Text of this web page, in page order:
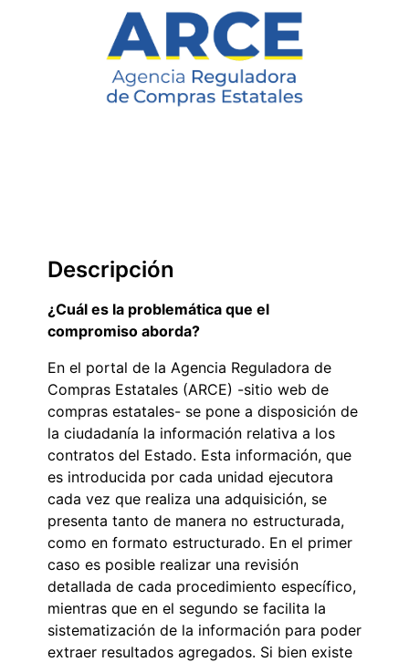
Descripción
¿Cuál es la problemática que el
compromiso aborda?
En el portal de la Agencia Reguladora de
Compras Estatales (ARCE) -sitio web de
compras estatales- se pone a disposición de
la ciudadanía la información relativa a los
contratos del Estado. Esta información, que
es introducida por cada unidad ejecutora
cada vez que realiza una adquisición, se
presenta tanto de manera no estructurada,
como en formato estructurado. En el primer
caso es posible realizar una revisión
detallada de cada procedimiento específico,
mientras que en el segundo se facilita la
sistematización de la información para poder
extraer resultados agregados. Si bien existe